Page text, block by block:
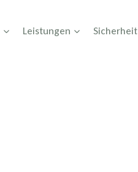
Leistungen Sicherheit